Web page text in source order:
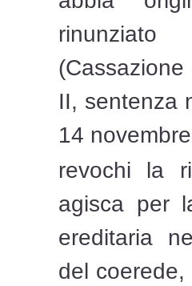
rinunziato
(Cassazione
II, sentenza
14
revochi la
agisca per
ereditaria
del coerede,